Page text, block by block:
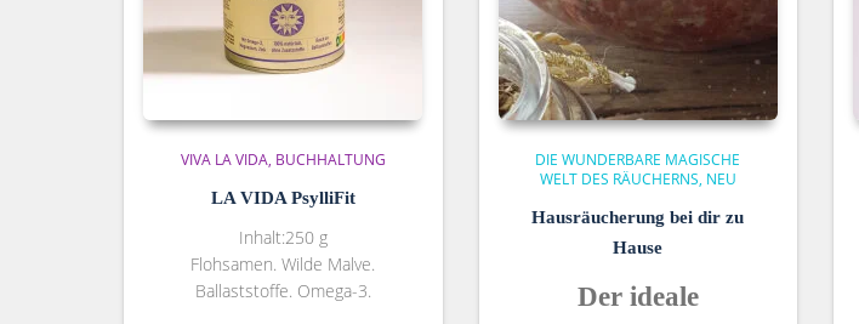
VIVA LA VIDA BUCHHALTUNG
LA VIDA PsylliFit
Inhalt:250 g
Flohsamen. Wilde Malve.
Ballaststoffe. Omega-3.
DIE WUNDERBARE MAGISCHE
WELT DES RÄUCHERNS NEU
Hausräucherung bei dir zu
Hause
Der ideale